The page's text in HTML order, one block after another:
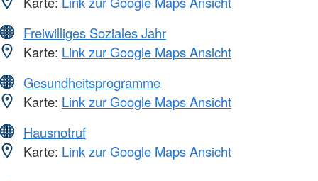
Freiwilliges Soziales Jahr
Karte: Link zur Google Maps Ansicht
Gesundheitsprogramme
Karte: Link zur Google Maps Ansicht
Hausnotruf
Karte: Link zur Google Maps Ansicht